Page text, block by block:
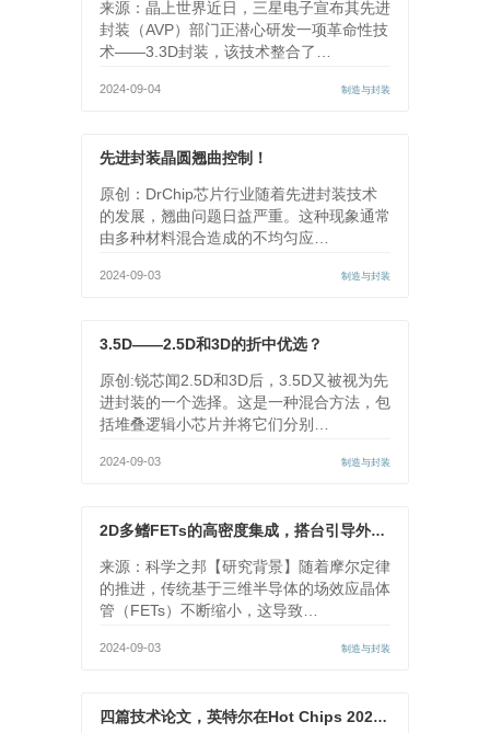
来源：晶上世界近日，三星电子宣布其先进
封装（AVP）部门正潜心研发一项革命性技
术——3.3D封装，该技术整合了…
2024-09-04 制造与封装
先进封装晶圆翘曲控制！
原创：DrChip芯片行业随着先进封装技术
的发展，翘曲问题日益严重。这种现象通常
由多种材料混合造成的不均匀应…
2024-09-03 制造与封装
3.5D——2.5D和3D的折中优选？
原创:锐芯闻2.5D和3D后，3.5D又被视为先
进封装的一个选择。这是一种混合方法，包
括堆叠逻辑小芯片并将它们分别…
2024-09-03 制造与封装
2D多鳍FETs的高密度集成，搭台引导外延的科技突破！
来源：科学之邦【研究背景】随着摩尔定律
的推进，传统基于三维半导体的场效应晶体
管（FETs）不断缩小，这导致…
2024-09-03 制造与封装
四篇技术论文，英特尔在Hot Chips 2024大会上展示AI架构新进展